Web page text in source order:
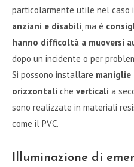
particolarmente utile nel caso
anziani e disabili, ma è
hanno difficoltà a muoversi
dopo un incidente o per
Si possono installare maniglie
orizzontali che verticali a
sono realizzate in materiali
come il PVC.
Illuminazione di